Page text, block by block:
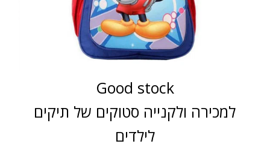
Good stock
למכירה ולקנייה סטוקים של תיקים
לילדים